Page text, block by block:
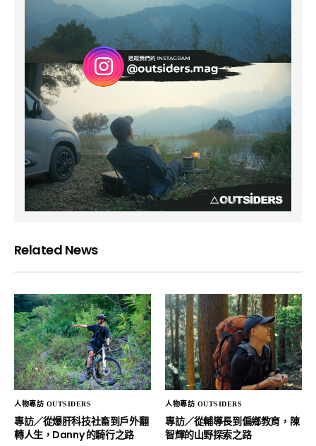
Related News
人物專訪 OUTSIDERS
專訪／從爆肝科技社畜到戶外翻
轉人生，Danny 的騎行之路
人物專訪 OUTSIDERS
專訪／從輔導長到偏鄉教育，陳
智輝的山野探索之路